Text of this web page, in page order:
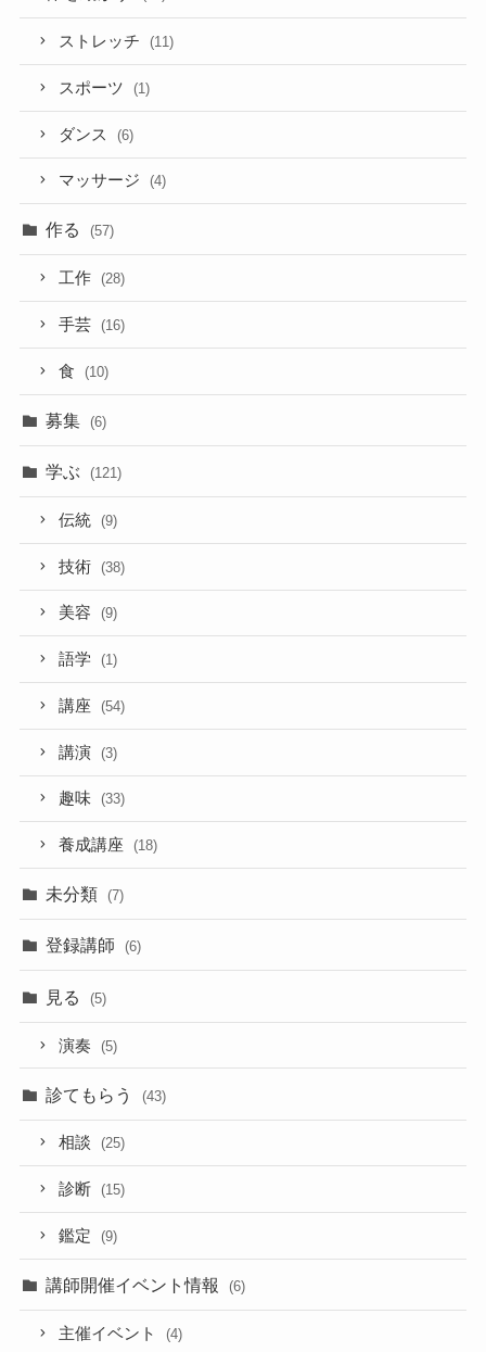
ストレッチ (11)
スポーツ (1)
ダンス (6)
マッサージ (4)
作る (57)
工作 (28)
手芸 (16)
食 (10)
募集 (6)
学ぶ (121)
伝統 (9)
技術 (38)
美容 (9)
語学 (1)
講座 (54)
講演 (3)
趣味 (33)
養成講座 (18)
未分類 (7)
登録講師 (6)
見る (5)
演奏 (5)
診てもらう (43)
相談 (25)
診断 (15)
鑑定 (9)
講師開催イベント情報 (6)
主催イベント (4)